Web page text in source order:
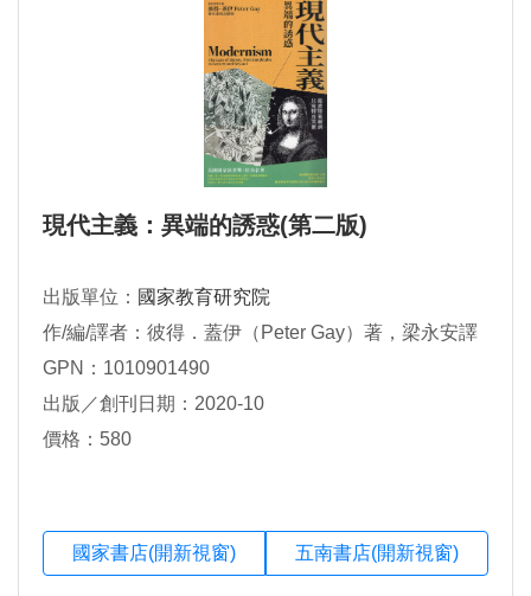
現代主義：異端的誘惑(第二版)
出版單位： 國家教育研究院
作/編/譯者：彼得．蓋伊（Peter Gay）著，梁永安譯
GPN：1010901490
出版／創刊日期：2020-10
價格：580
國家書店(開新視窗) 五南書店(開新視窗)